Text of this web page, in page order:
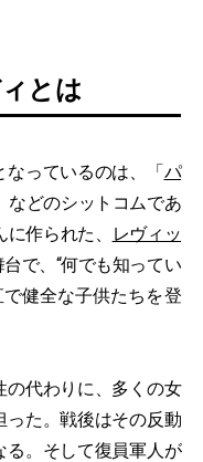
とは
っているのは、「パ
などのシットコムであ
作られた、
レヴィッ
で、“何でも知ってい
健全な子供たちを登
代わりに、多くの女
った。戦後はその反動
る。そして復員軍人が